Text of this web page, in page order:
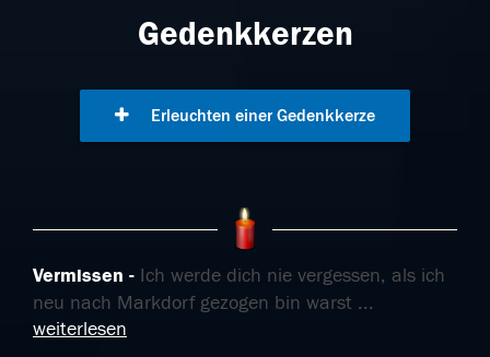
Gedenkkerzen
Erleuchten einer Gedenkkerze
Vermissen
Ich werde dich nie vergessen, als ich
neu nach Markdorf gezogen bin warst ...
weiterlesen